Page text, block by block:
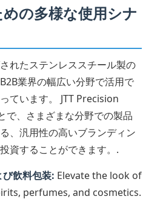
の多様な使用シナ
れたステンレススチール製の
業界の幅広い分野で活用で
ています。 JTT Precision
で、さまざまな分野での製品
、汎用性の高いブランディン
資することができます。.
飲料包装: Elevate the look of
perfumes, and cosmetics.